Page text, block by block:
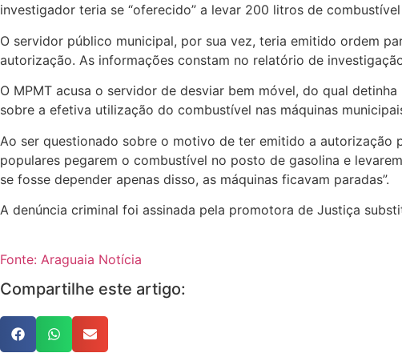
investigador teria se “oferecido” a levar 200 litros de
O servidor público municipal, por sua vez, teria emitido ordem
autorização. As informações constam no relatório de
O MPMT acusa o servidor de desviar bem móvel, do qual
sobre a efetiva utilização do combustível nas máquinas
Ao ser questionado sobre o motivo de ter emitido a autorização
populares pegarem o combustível no posto de gasolina e
se fosse depender apenas disso, as máquinas ficavam paradas”.
A denúncia criminal foi assinada pela promotora de Justiça
Fonte: Araguaia Notícia
Compartilhe este artigo: